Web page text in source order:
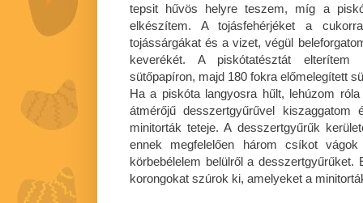
tepsit hűvös helyre teszem, míg a
elkészítem. A tojásfehérjéket a
tojássárgákat és a vizet, végül
keverékét. A piskótatésztát
sütőpapíron, majd 180 fokra előmelegített
Ha a piskóta langyosra hűlt, lehúzom
átmérőjű desszertgyűrűvel
minitorták teteje. A desszertgyűrűk
ennek megfelelően három csíkot
körbebélelem belülről a
korongokat szúrok ki, amelyeket a